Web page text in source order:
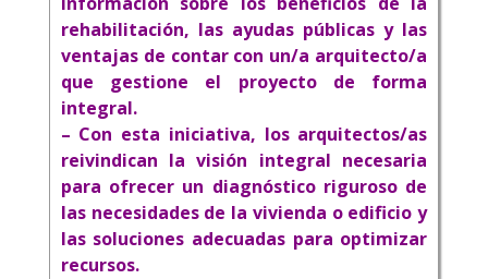
rehabilitación, las ayudas públicas y las
ventajas de contar con un/a arquitecto/a
que gestione el proyecto de forma
integral.
– Con esta iniciativa, los arquitectos/as
reivindican la visión integral necesaria
para ofrecer un diagnóstico riguroso de
las necesidades de la vivienda o edificio y
las soluciones adecuadas para optimizar
recursos.